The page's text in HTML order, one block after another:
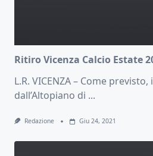
Ritiro Vicenza Calcio Estate
L.R. VICENZA – Come
dall’Altopiano di ...
Redazione Giu 24, 2021